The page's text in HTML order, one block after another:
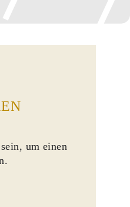
sein, um einen